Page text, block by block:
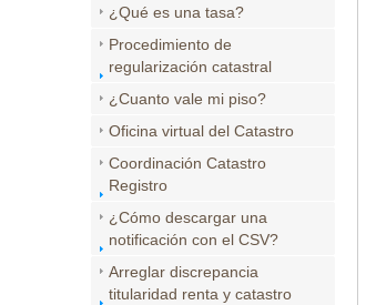
¿Qué es una tasa?
Procedimiento de
regularización catastral
¿Cuanto vale mi piso?
Oficina virtual del Catastro
Coordinación Catastro
Registro
¿Cómo descargar una
notificación con el CSV?
Arreglar discrepancia
titularidad renta y catastro